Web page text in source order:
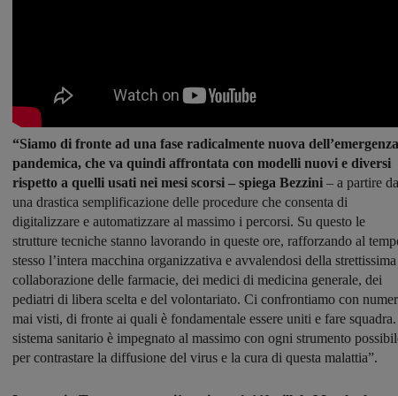
“Siamo di fronte ad una fase radicalmente nuova dell’emergenza
pandemica, che va quindi affrontata con modelli nuovi e diversi
rispetto a quelli usati nei mesi scorsi – spiega Bezzini – a partire da
una drastica semplificazione delle procedure che consenta di
digitalizzare e automatizzare al massimo i percorsi. Su questo le
strutture tecniche stanno lavorando in queste ore, rafforzando al
stesso l’intera macchina organizzativa e avvalendosi della strettissima
collaborazione delle farmacie, dei medici di medicina generale, dei
pediatri di libera scelta e del volontariato. Ci confrontiamo con
mai visti, di fronte ai quali è fondamentale essere uniti e fare
sistema sanitario è impegnato al massimo con ogni strumento
per contrastare la diffusione del virus e la cura di questa malattia”.